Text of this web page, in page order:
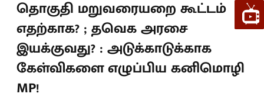
தொகுதி மறுவரையறை கூட்டம்
எதற்காக? ; தவெக அரசை
இயக்குவது? : அடுக்காடுக்காக
கேள்விகளை எழுப்பிய கனிமொழி
MP!